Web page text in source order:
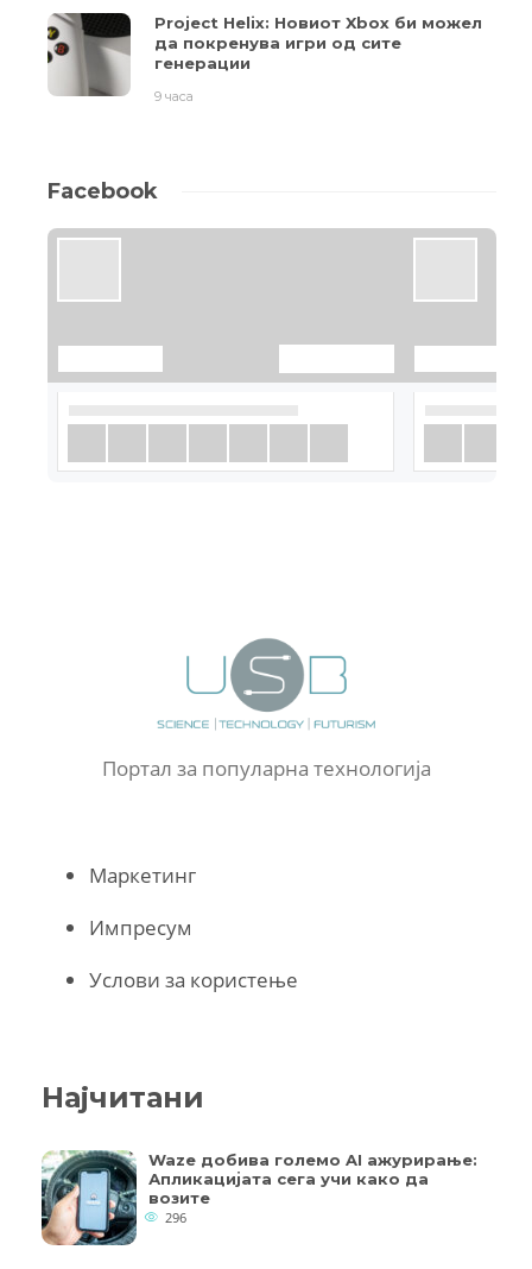
Project Helix: Новиот Xbox би можел
да покренува игри од сите
генерации
9 часа
Facebook
Портал за популарна технологија
Маркетинг
Импресум
Услови за користење
Најчитани
Waze добива големо AI ажурирање:
Апликацијата сега учи како да
возите
296